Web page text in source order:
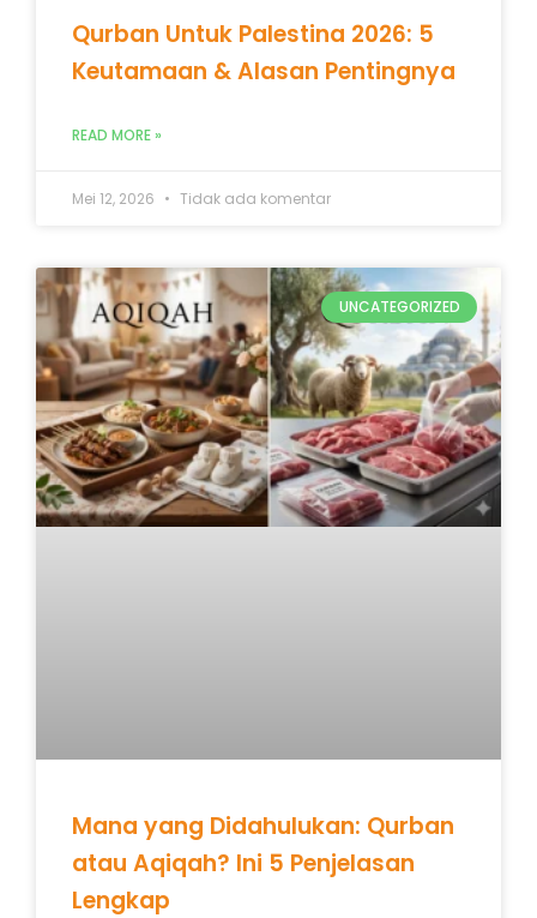
Qurban Untuk Palestina 2026: 5
Keutamaan & Alasan Pentingnya
READ MORE »
Mei 12, 2026 Tidak ada komentar
UNCATEGORIZED
Mana yang Didahulukan: Qurban
atau Aqiqah? Ini 5 Penjelasan
Lengkap